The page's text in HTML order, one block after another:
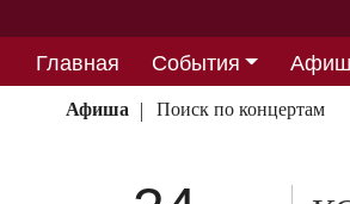
Главная События
Партнерство
Афиша Поиск по концертам